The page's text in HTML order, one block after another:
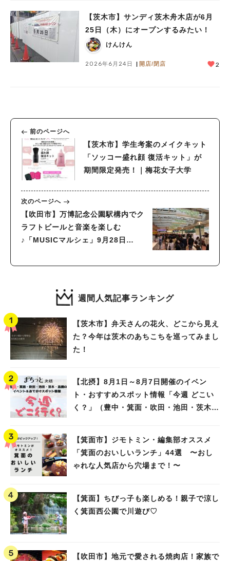
【茨木市】サンディ茨木舟木店が6月
25日（木）にオープンするみたい！
けんけん
2026年6月24日 開店/閉店 2
前のページへ
【茨木市】学生考案のメイクキット
「ソッコー盛れ顔 復活キット」が
期間限定発売！｜梅花女子大学
次のページへ
【吹田市】万博記念公園駅構内でク
ラフトビールと音楽を楽しむ
♪「MUSICマルシェ」9月28日
週間人気記事ランキング
【茨木市】弁天さんの花火、どこから見え
た？今年は茨木のあちこちを巡ってみまし
た！
【北摂】8月1日～8月7日開催のイベン
ト・おすすめスポット情報「今週 どこい
く？」（豊中・箕面・吹田・池田・茨木・
【箕面市】ジモトミン・編集部オススメ
「箕面のおいしいランチ」44選 〜おし
ゃれな人気店から穴場まで！〜
【箕面】ちびっ子も楽しめる！親子で涼し
く箕面西公園で川遊び♡
【吹田市】地元で愛される焼肉店！家族で